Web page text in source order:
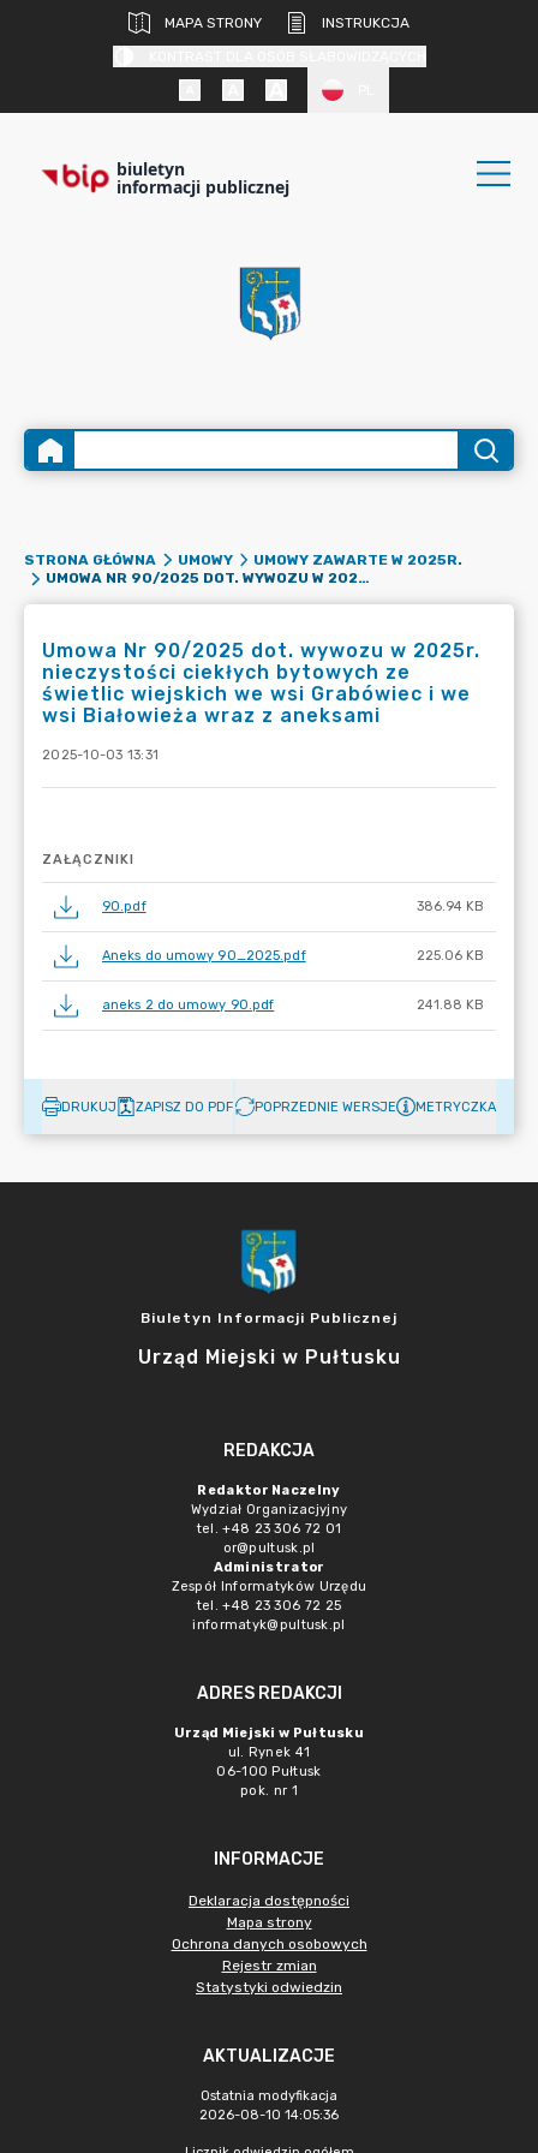
MAPA STRONY
INSTRUKCJA
biuletyn
informacji publicznej
STRONA GŁÓWNA UMOWY
UMOWY ZAWARTE W 2025R.
UMOWA NR 90/2025 DOT. WYWOZU W 2025R. NIECZYSTOŚCI CIEKŁYCH BYTOWYCH ZE ŚWIETLIC WIEJSKICH WE WSI GRABÓWIEC I WE WSI BIAŁOWIEŻA WRAZ Z ANEKSAMI
Umowa Nr 90/2025 dot. wywozu w 2025r.
nieczystości ciekłych bytowych ze
świetlic wiejskich we wsi Grabówiec i we
wsi Białowieża wraz z aneksami
2025-10-03 13:31
ZAŁĄCZNIKI
90.pdf 386.94 KB
Aneks do umowy 90_2025.pdf 225.06 KB
aneks 2 do umowy 90.pdf 241.88 KB
DRUKUJ ZAPISZ DO PDF POPRZEDNIE WERSJE METRYCZKA
Biuletyn Informacji Publicznej
Urząd Miejski w Pułtusku
REDAKCJA
Redaktor Naczelny
Wydział Organizacjyjny
tel. +48 23 306 72 01
or@pultusk.pl
Administrator
Zespół Informatyków Urzędu
tel. +48 23 306 72 25
informatyk@pultusk.pl
ADRES REDAKCJI
Urząd Miejski w Pułtusku
ul. Rynek 41
06-100 Pułtusk
pok. nr 1
INFORMACJE
Deklaracja dostępności
Mapa strony
Ochrona danych osobowych
Rejestr zmian
Statystyki odwiedzin
AKTUALIZACJE
Ostatnia modyfikacja
2026-08-10 14:05:36